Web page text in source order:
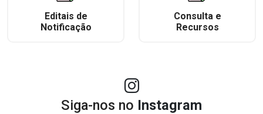
Editais de
Notificação
Consulta e
Recursos
Siga-nos no Instagram